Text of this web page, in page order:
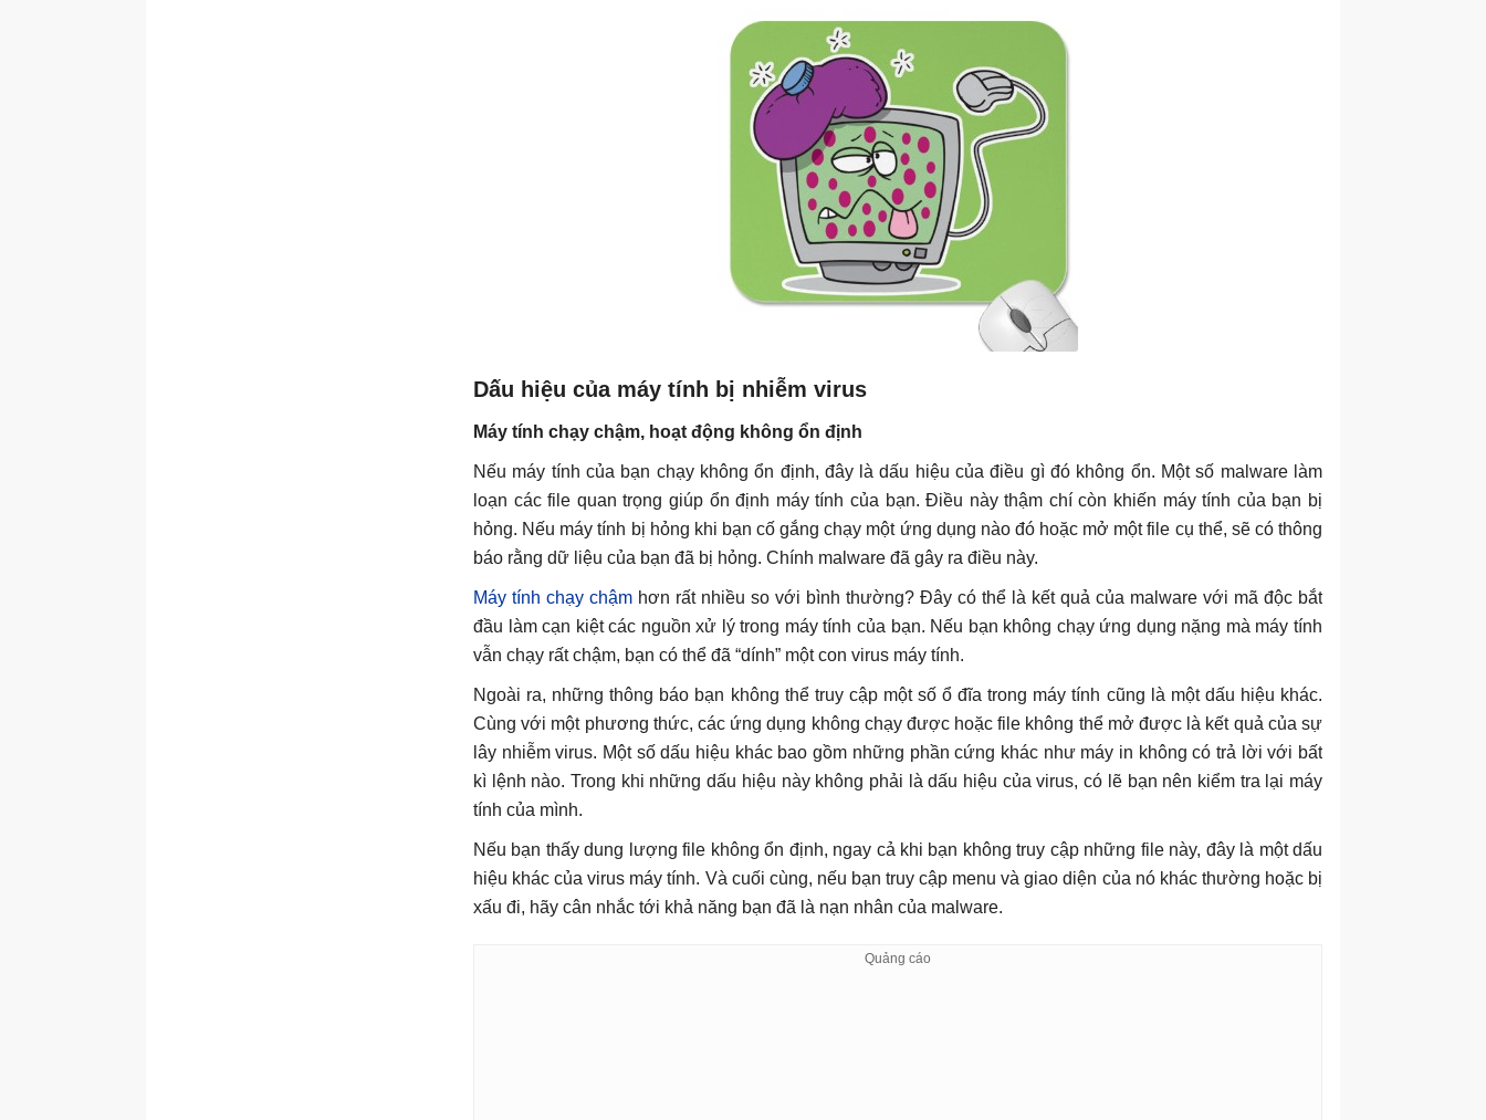
Dấu hiệu của máy tính bị nhiễm virus
Máy tính chạy chậm, hoạt động không ổn định
Nếu máy tính của bạn chạy không ổn định, đây là dấu hiệu của điều gì đó không ổn. Một số malware làm
loạn các file quan trọng giúp ổn định máy tính của bạn. Điều này thậm chí còn khiến máy tính của bạn bị
hỏng. Nếu máy tính bị hỏng khi bạn cố gắng chạy một ứng dụng nào đó hoặc mở một file cụ thể, sẽ có thông
báo rằng dữ liệu của bạn đã bị hỏng. Chính malware đã gây ra điều này.
Máy tính chạy chậm hơn rất nhiều so với bình thường? Đây có thể là kết quả của malware với mã độc bắt
đầu làm cạn kiệt các nguồn xử lý trong máy tính của bạn. Nếu bạn không chạy ứng dụng nặng mà máy tính
vẫn chạy rất chậm, bạn có thể đã “dính” một con virus máy tính.
Ngoài ra, những thông báo bạn không thể truy cập một số ổ đĩa trong máy tính cũng là một dấu hiệu khác.
Cùng với một phương thức, các ứng dụng không chạy được hoặc file không thể mở được là kết quả của sự
lây nhiễm virus. Một số dấu hiệu khác bao gồm những phần cứng khác như máy in không có trả lời với bất
kì lệnh nào. Trong khi những dấu hiệu này không phải là dấu hiệu của virus, có lẽ bạn nên kiểm tra lại máy
tính của mình.
Nếu bạn thấy dung lượng file không ổn định, ngay cả khi bạn không truy cập những file này, đây là một dấu
hiệu khác của virus máy tính. Và cuối cùng, nếu bạn truy cập menu và giao diện của nó khác thường hoặc bị
xấu đi, hãy cân nhắc tới khả năng bạn đã là nạn nhân của malware.